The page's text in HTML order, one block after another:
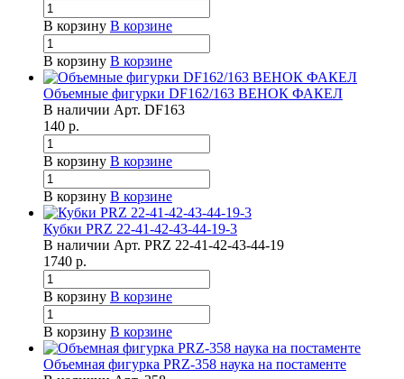
В корзину В корзине
В корзину В корзине
Объемные фигурки DF162/163 ВЕНОК ФАКЕЛ
В наличии Арт. DF163
140 р.
В корзину В корзине
В корзину В корзине
Кубки PRZ 22-41-42-43-44-19-3
В наличии Арт. PRZ 22-41-42-43-44-19
1740 р.
В корзину В корзине
В корзину В корзине
Объемная фигурка PRZ-358 наука на постаменте